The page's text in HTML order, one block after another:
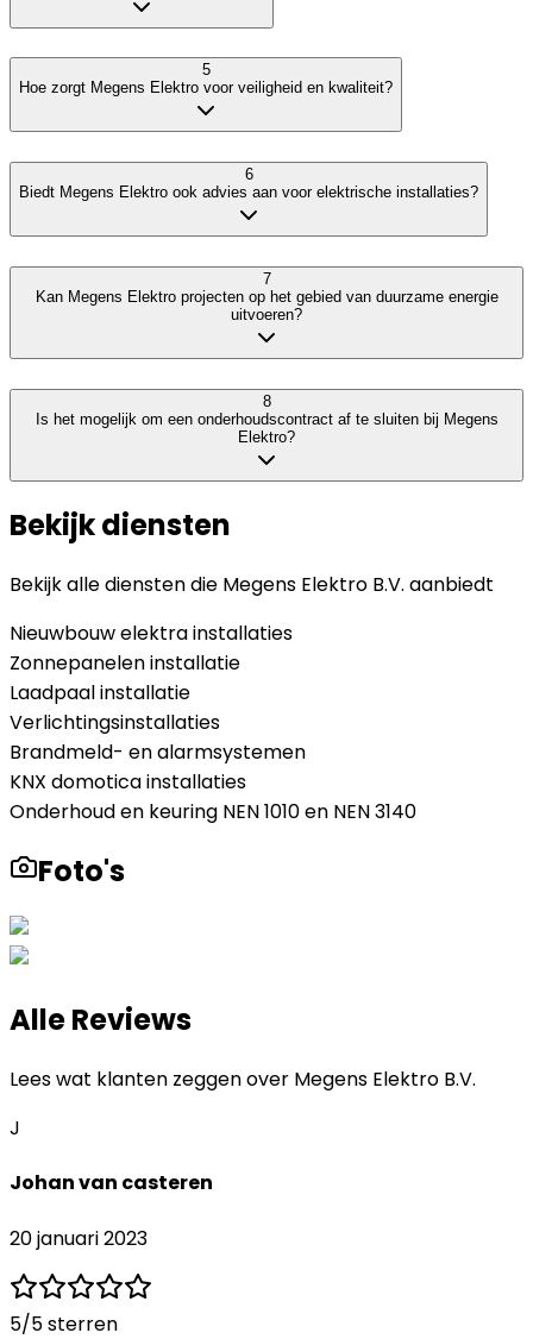
5
Hoe zorgt Megens Elektro voor veiligheid en kwaliteit?
6
Biedt Megens Elektro ook advies aan voor elektrische installaties?
7
Kan Megens Elektro projecten op het gebied van duurzame energie
uitvoeren?
8
Is het mogelijk om een onderhoudscontract af te sluiten bij Megens
Elektro?
Bekijk diensten
Bekijk alle diensten die Megens Elektro B.V. aanbiedt
Nieuwbouw elektra installaties
Zonnepanelen installatie
Laadpaal installatie
Verlichtingsinstallaties
Brandmeld- en alarmsystemen
KNX domotica installaties
Onderhoud en keuring NEN 1010 en NEN 3140
Foto's
Alle Reviews
Lees wat klanten zeggen over Megens Elektro B.V.
J
Johan van casteren
20 januari 2023
5/5 sterren